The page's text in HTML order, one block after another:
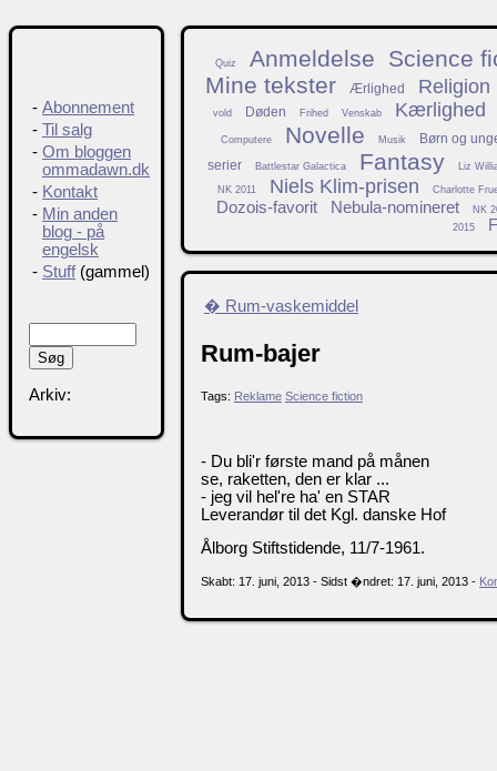
Quiz Anmeldelse
Science
Mine tekster
Ærlighed Religion
vold Døden Frihed Venskab Kærlighed
Computere Novelle Musik
Børn og
serier
Battlestar Galactica Fantasy Liz
NK 2011 Niels Klim-prisen Charlotte
Dozois-favorit Nebula-nomineret
NK
2015
� Rum-vaskemiddel
Rum-bajer
Tags: Reklame Science fiction
- Du bli'r første mand på månen
se, raketten, den er klar ...
- jeg vil hel're ha' en STAR
Leverandør til det Kgl. danske Hof
Ålborg Stiftstidende, 11/7-1961.
Skabt: 17. juni, 2013 - Sidst �ndret: 17. juni, 2013 -
- Abonnement
- Til salg
- Om bloggen
ommadawn.dk
- Kontakt
- Min anden
blog - på
engelsk
- Stuff(gammel)
Arkiv: